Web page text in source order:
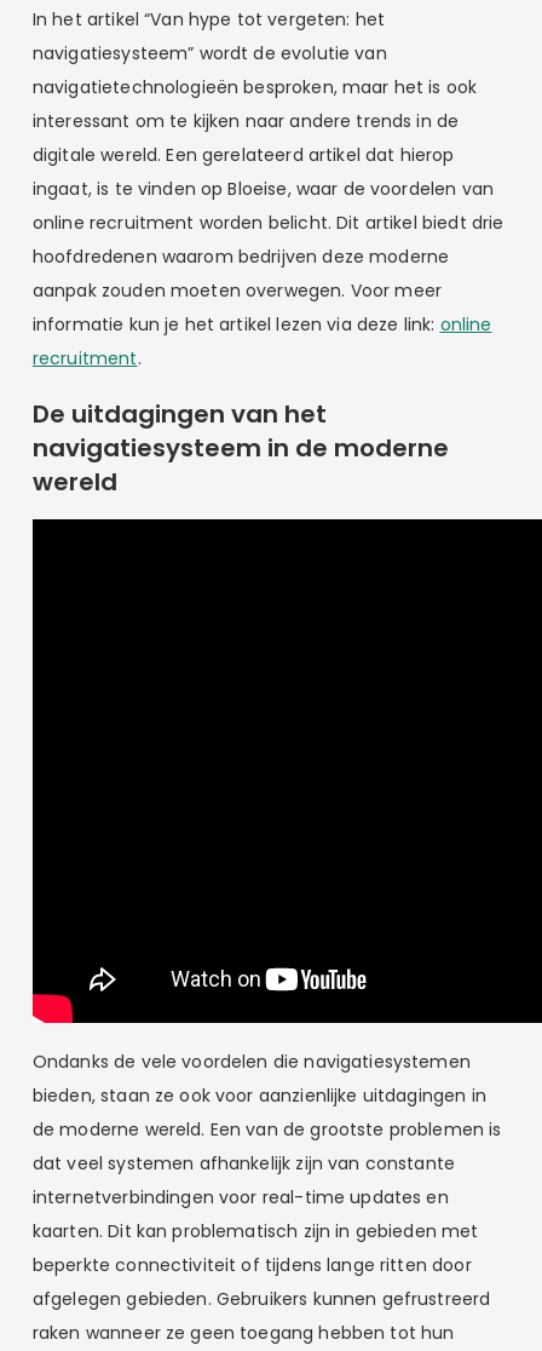
In het artikel “Van hype tot vergeten: het
navigatiesysteem” wordt de evolutie van
navigatietechnologieën besproken, maar het is ook
interessant om te kijken naar andere trends in de
digitale wereld. Een gerelateerd artikel dat hierop
ingaat, is te vinden op Bloeise, waar de voordelen van
online recruitment worden belicht. Dit artikel biedt drie
hoofdredenen waarom bedrijven deze moderne
aanpak zouden moeten overwegen. Voor meer
informatie kun je het artikel lezen via deze link: online
recruitment.
De uitdagingen van het
navigatiesysteem in de moderne
wereld
Ondanks de vele voordelen die navigatiesystemen
bieden, staan ze ook voor aanzienlijke uitdagingen in
de moderne wereld. Een van de grootste problemen is
dat veel systemen afhankelijk zijn van constante
internetverbindingen voor real-time updates en
kaarten. Dit kan problematisch zijn in gebieden met
beperkte connectiviteit of tijdens lange ritten door
afgelegen gebieden. Gebruikers kunnen gefrustreerd
raken wanneer ze geen toegang hebben tot hun